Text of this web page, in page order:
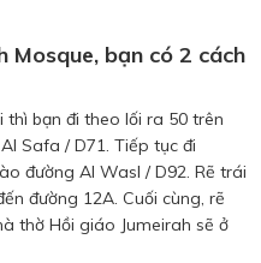
Mosque, bạn có 2 cách
bạn đi theo lối ra 50 trên
Safa / D71. Tiếp tục đi
đường Al Wasl / D92. Rẽ trái
đường 12A. Cuối cùng, rẽ
thờ Hồi giáo Jumeirah sẽ ở